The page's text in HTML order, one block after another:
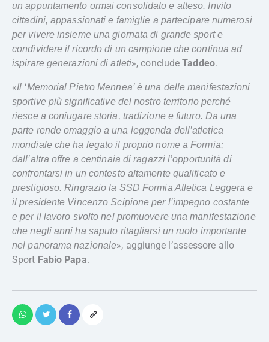
un appuntamento ormai consolidato e atteso. Invito
cittadini, appassionati e famiglie a partecipare numerosi
per vivere insieme una giornata di grande sport e
condividere il ricordo di un campione che continua ad
ispirare generazioni di atleti», concludeTaddeo.
«Il ‘Memorial Pietro Mennea’ è una delle manifestazioni
sportive più significative del nostro territorio perché
riesce a coniugare storia, tradizione e futuro. Da una
parte rende omaggio a una leggenda dell’atletica
mondiale che ha legato il proprio nome a Formia;
dall’altra offre a centinaia di ragazzi l’opportunità di
confrontarsi in un contesto altamente qualificato e
prestigioso. Ringrazio la SSD Formia Atletica Leggera e
il presidente Vincenzo Scipione per l’impegno costante
e per il lavoro svolto nel promuovere una manifestazione
che negli anni ha saputo ritagliarsi un ruolo importante
nel panorama nazionale», aggiunge l’assessore allo
Sport Fabio Papa.